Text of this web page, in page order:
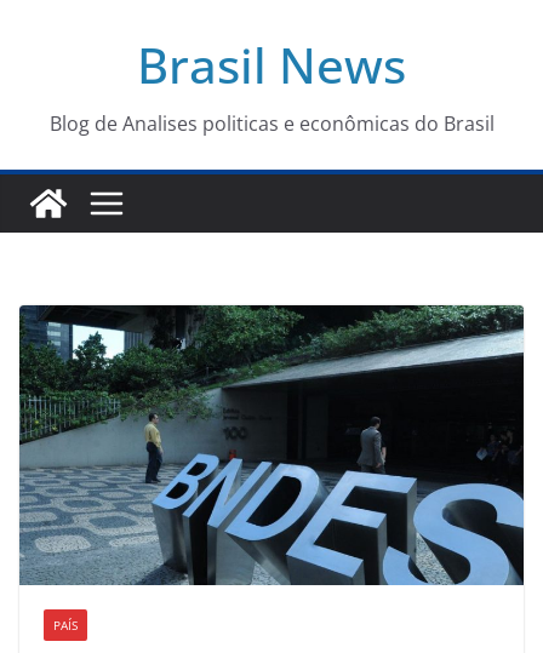
conteúdo
Brasil News
Blog de Analises politicas e econômicas do Brasil
PAÍS